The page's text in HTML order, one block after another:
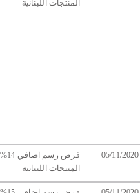
المنتجات اللبنانية
05/11/2020
فرض
المنتجات اللبنانية